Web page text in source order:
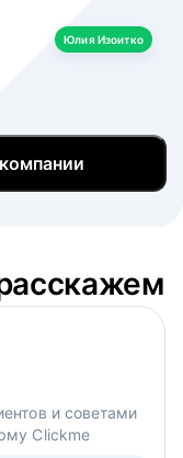
Юлия Изоитко
и советами
Clickme